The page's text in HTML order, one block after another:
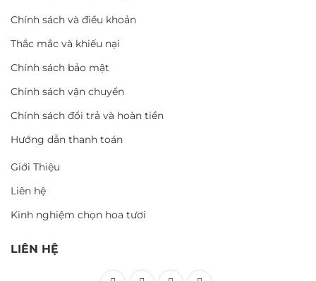
Chính sách và điều khoản
Thắc mắc và khiếu nại
Chính sách bảo mật
Chính sách vận chuyển
Chính sách đổi trả và hoàn tiền
Hướng dẫn thanh toán
Giới Thiệu
Liên hệ
Kinh nghiệm chọn hoa tươi
LIÊN HỆ